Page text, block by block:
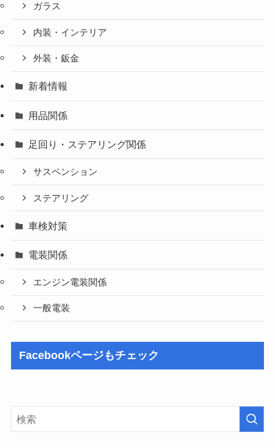
ガラス
内装・インテリア
外装・鈑金
新着情報
用品関係
足回り・ステアリング関係
サスペンション
ステアリング
車検対策
電装関係
エンジン電装関係
一般電装
Facebookページもチェック